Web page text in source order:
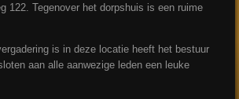
122. Tegenover het dorpshuis is een ruime
is in deze locatie heeft het bestuur
aan alle aanwezige leden een leuke